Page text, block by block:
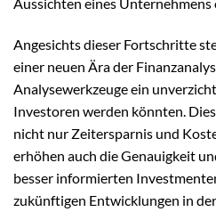
Angesichts dieser Fortschritte
einer neuen Ära der
Analysewerkzeuge ein
Investoren werden könnten.
nicht nur Zeitersparnis und
erhöhen auch die Genauigkeit
besser informierten
zukünftigen Entwicklungen in